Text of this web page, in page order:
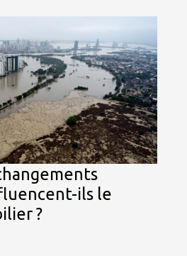
ils le
?